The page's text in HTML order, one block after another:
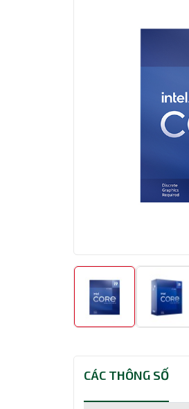
CÁC THÔNG SỐ